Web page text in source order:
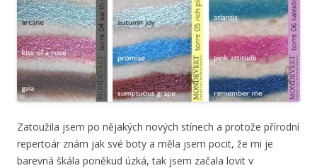
Zatoužila jsem po nějakých nových stínech a protože přírodní
repertoár znám jak své boty a měla jsem pocit, že mi je
barevná škála poněkud úzká, tak jsem začala lovit v